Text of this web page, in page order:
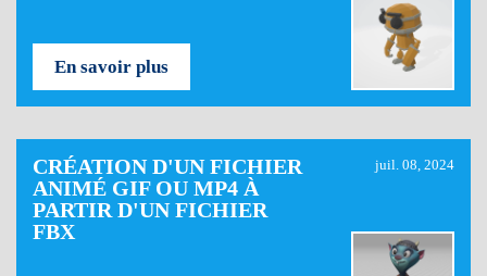
En savoir plus
CRÉATION D'UN FICHIER
ANIMÉ GIF OU MP4 À
PARTIR D'UN FICHIER
FBX
juil. 08, 2024